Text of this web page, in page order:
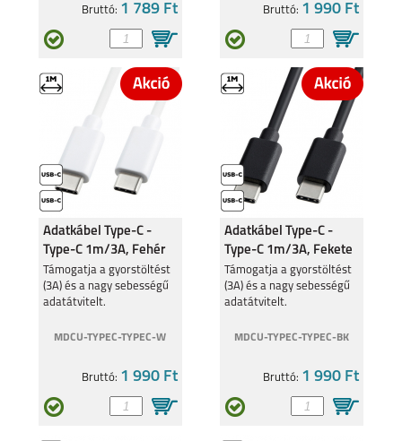
Bruttó: 1 789 Ft Bruttó: 1 990 Ft
Adatkábel Type-C -
Type-C 1m/3A, Fehér
Támogatja a gyorstöltést
(3A) és a nagy sebességű
adatátvitelt.
MDCU-TYPEC-TYPEC-W
Bruttó: 1 990 Ft
Adatkábel Type-C -
Type-C 1m/3A, Fekete
Támogatja a gyorstöltést
(3A) és a nagy sebességű
adatátvitelt.
MDCU-TYPEC-TYPEC-BK
Bruttó: 1 990 Ft